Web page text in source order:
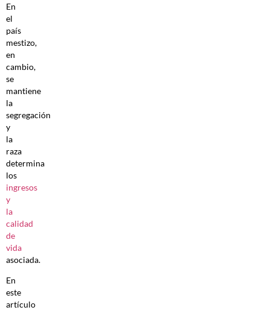
En
el
país
mestizo,
en
cambio,
se
mantiene
la
segregación
y
la
raza
determina
los
ingresos
y
la
calidad
de
vida
asociada.
En
este
artículo